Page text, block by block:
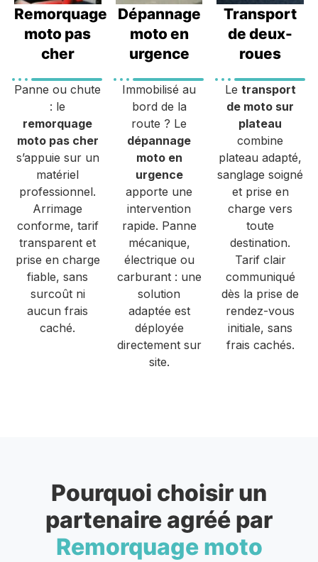
Remorquage
moto pas
cher
Panne ou chute
: le
remorquage
moto pas cher
s’appuie sur un
matériel
professionnel.
Arrimage
conforme, tarif
transparent et
prise en charge
fiable, sans
surcoût ni
aucun frais
caché.
Dépannage
moto en
urgence
Immobilisé au
bord de la
route ? Le
dépannage
moto en
urgence
apporte une
intervention
rapide. Panne
mécanique,
électrique ou
carburant : une
solution
adaptée est
déployée
directement sur
site.
Transport
de deux-
roues
Le transport
de moto sur
plateau
combine
plateau adapté,
sanglage soigné
et prise en
charge vers
toute
destination.
Tarif clair
communiqué
dès la prise de
rendez-vous
initiale, sans
frais cachés.
Pourquoi choisir un
partenaire agréé par
Remorquage moto